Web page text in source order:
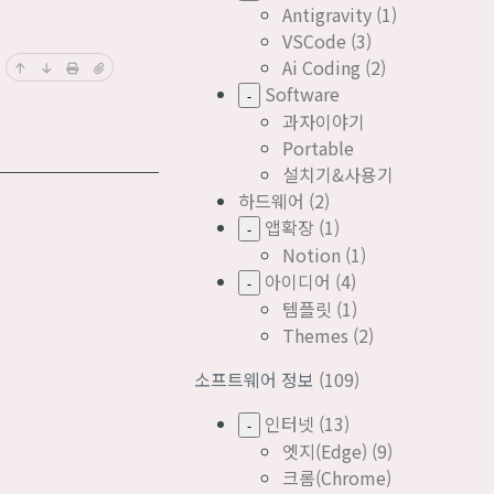
Antigravity (1)
VSCode (3)
Ai Coding (2)
-
Software
과자이야기
Portable
설치기&사용기
하드웨어 (2)
- 앱확장 (1)
Notion (1)
- 아이디어 (4)
템플릿 (1)
Themes (2)
소프트웨어 정보 (109)
- 인터넷 (13)
엣지(Edge) (9)
크롬(Chrome)